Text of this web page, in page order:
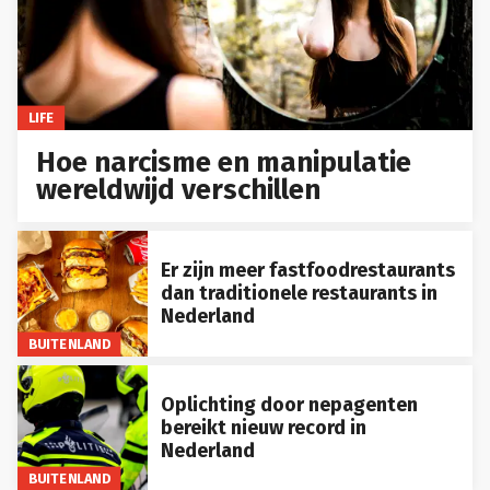
LIFE
Hoe narcisme en manipulatie
wereldwijd verschillen
BUITENLAND
Er zijn meer fastfoodrestaurants
dan traditionele restaurants in
Nederland
BUITENLAND
Oplichting door nepagenten
bereikt nieuw record in
Nederland